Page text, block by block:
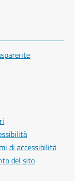
di accessibilità
del sito